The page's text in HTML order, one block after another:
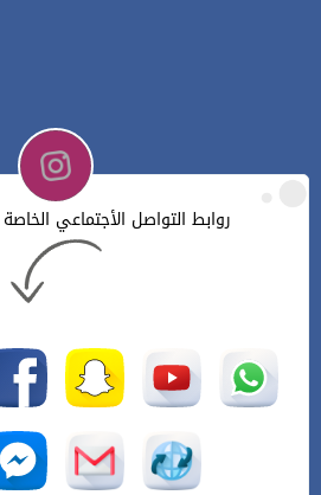
روابط التواصل الأجتماعي الخاصة